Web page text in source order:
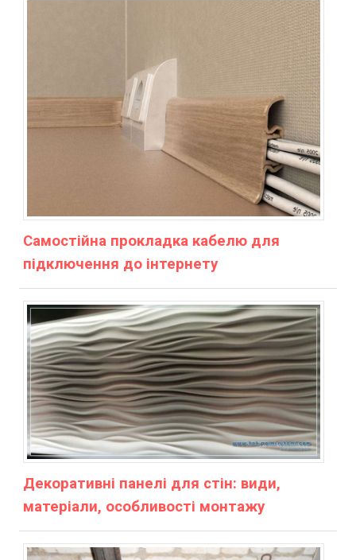
Самостійна прокладка кабелю для
підключення до інтернету
Декоративні панелі для стін: види,
матеріали, особливості монтажу